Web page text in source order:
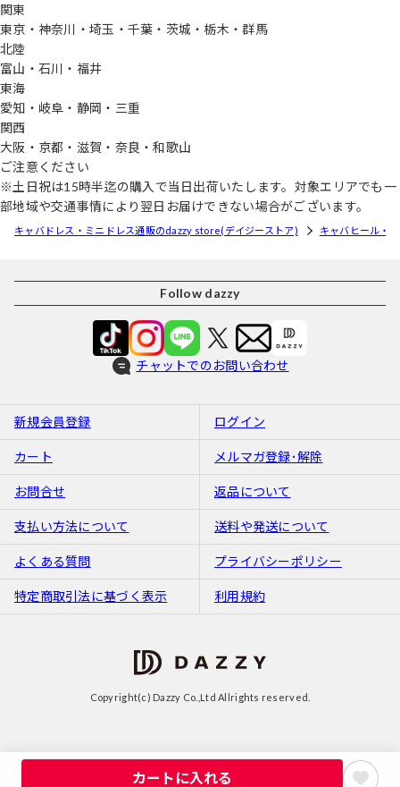
カートに入れる
関東
東京・神奈川・埼玉・千葉・茨城・栃木・群馬
北陸
富山・石川・福井
東海
愛知・岐阜・静岡・三重
関西
大阪・京都・滋賀・奈良・和歌山
ご注意ください
※土日祝は15時半迄の購入で当日出荷いたします。対象エリアでも一
部地域や交通事情により翌日お届けできない場合がございます。
キャバドレス・ミニドレス通販のdazzy store(デイジーストア) キャバヒール・
Follow dazzy
チャットでのお問い合わせ
新規会員登録 ログイン
カート メルマガ登録･解除
お問合せ 返品について
支払い方法について 送料や発送について
よくある質問 プライバシーポリシー
特定商取引法に基づく表示 利用規約
Copyright(c) Dazzy Co.,Ltd Allrights reserved.